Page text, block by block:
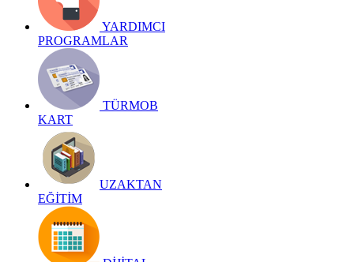
YARDIMCI
PROGRAMLAR
TÜRMOB
KART
UZAKTAN
EĞİTİM